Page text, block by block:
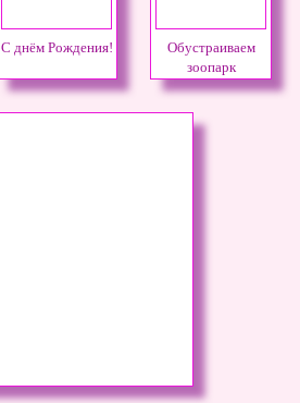
С днём Рождения!
Обустраиваем
зоопарк